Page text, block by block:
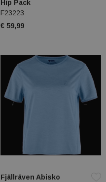
Hip Pack
F23223
€ 59,99
Fjällräven Abisko